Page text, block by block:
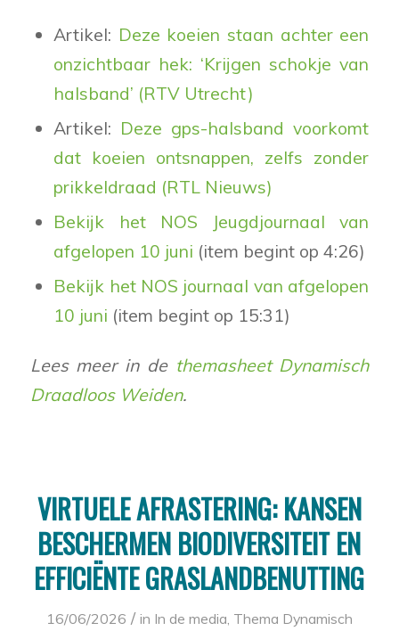
Artikel: Deze koeien staan achter een
onzichtbaar hek: ‘Krijgen schokje van
halsband’ (RTV Utrecht)
Artikel: Deze gps-halsband voorkomt
dat koeien ontsnappen, zelfs zonder
prikkeldraad (RTL Nieuws)
Bekijk het NOS Jeugdjournaal van
afgelopen 10 juni (item begint op 4:26)
Bekijk het NOS journaal van afgelopen
10 juni (item begint op 15:31)
Lees meer in de themasheet Dynamisch
Draadloos Weiden.
VIRTUELE AFRASTERING: KANSEN
BESCHERMEN BIODIVERSITEIT EN
EFFICIËNTE GRASLANDBENUTTING
16/06/2026 / in In de media, Thema Dynamisch